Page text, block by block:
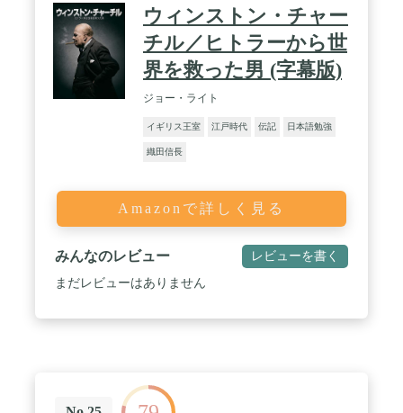
ウィンストン・チャー
チル／ヒトラーから世
界を救った男 (字幕版)
ジョー・ライト
イギリス王室 江戸時代 伝記 日本語勉強
織田信長
Amazonで詳しく見る
みんなのレビュー レビューを書く
まだレビューはありません